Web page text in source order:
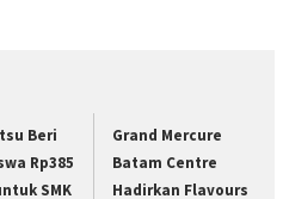
Beri
Rp385
SMK
Grand Mercure
Batam Centre
Hadirkan Flavours